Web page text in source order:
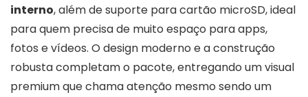
interno, além de suporte para cartão microSD, ideal
para quem precisa de muito espaço para apps,
fotos e vídeos. O design moderno e a construção
robusta completam o pacote, entregando um visual
premium que chama atenção mesmo sendo um